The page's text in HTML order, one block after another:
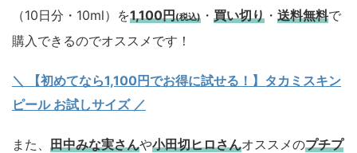
（10日分・10ml）を1,100円(税込) ・ 買い切り ・ 送料無料で
購入できるのでオススメです！
＼ 【初めてなら1,100円でお得に試せる！】タカミスキン
ピール お試しサイズ／
また、 田中みな実さんや小田切ヒロさんオススメのプチプ